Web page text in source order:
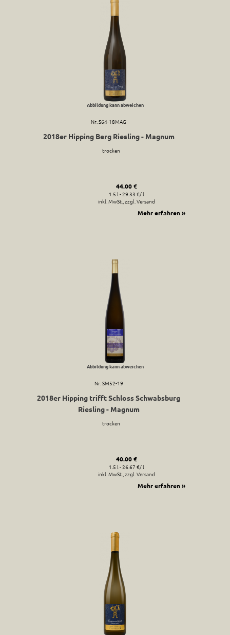
Abbildung kann abweichen
Nr. S64-18MAG
2018er Hipping Berg Riesling - Magnum
trocken
44.00 €
1.5 l - 29.33 €/ l
inkl. MwSt., zzgl. Versand
Mehr erfahren »
Abbildung kann abweichen
Nr. SM52-19
2018er Hipping trifft Schloss Schwabsburg
Riesling - Magnum
trocken
40.00 €
1.5 l - 26.67 €/ l
inkl. MwSt., zzgl. Versand
Mehr erfahren »